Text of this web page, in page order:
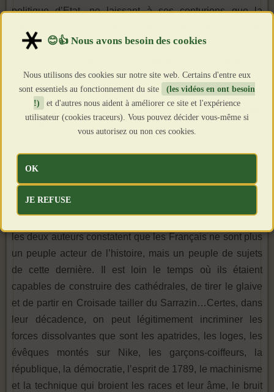
politique d’Etat, ne laissant à ses centurions que la
et la guerre grandissaient l’homme en quelque sorte, le
d’esprit entre le Normand de Coutances (Drieu) et celui
de Cherbourg (Mabire) est d’abord née de ces sentiments
d’hommes de guerre : «
Je suis plus fidèle à une attitude
S’ELEVER, TOUJOURS
les deux auteurs constatent que les Français ne sont plus
un peuple acteur de l’histoire, mais un peuple de sujets
de cette dernière. Il est loin le temps où ils étaient
capables de construire des cathédrales, de tirer le glaive
et de partir en Croisade tailler du Sarrazin…Certes, dans
leur décadence, on peut légitimement incriminer les
forces dissolvantes que sont les apatrides, les loges, les
évêques montés sur Nike, les garçons-coiffeurs, la
république, la démocratie, l’esprit de 1789, le machinisme
et la technique qui broient les races et leur âme, le bruit
Nous utilisons des cookies sur notre site web. Certains d'entre eux
sont essentiels au fonctionnement du site
(les vidéos en ont besoin
!)
et d'autres nous aident à améliorer ce site et l'expérience
utilisateur (cookies traceurs). Vous pouvez décider vous-même si
vous autorisez ou non ces cookies.
OK
JE REFUSE